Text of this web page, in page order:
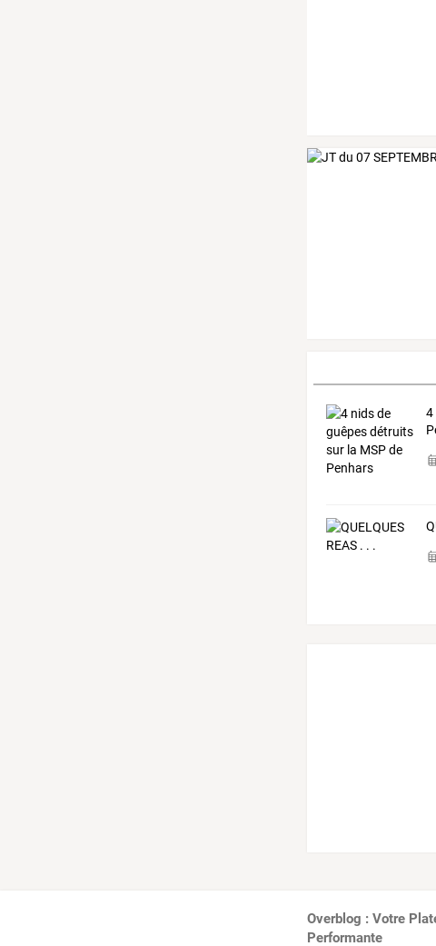
4
Overblog : Votre
Performante